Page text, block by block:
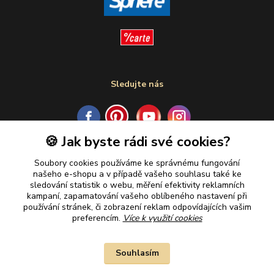
Sledujte nás
Plaťte u nás bezpečně
🍪 Jak byste rádi své cookies?
Soubory cookies používáme ke správnému fungování
našeho e-shopu a v případě vašeho souhlasu také ke
sledování statistik o webu, měření efektivity reklamních
kampaní, zapamatování vašeho oblíbeného nastavení při
používání stránek, či zobrazení reklam odpovídajících vašim
preferencím. Více k využití cookies
Souhlasím